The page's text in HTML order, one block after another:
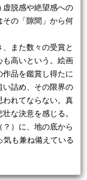
脱感や絶望感への
の「隙間」から何
また数々の受賞と
高いという。絵画
品を鑑賞し得たに
詰め、その限界の
れてならない。真
な決意を感じる。
）に、地の底から
気も兼ね備えている